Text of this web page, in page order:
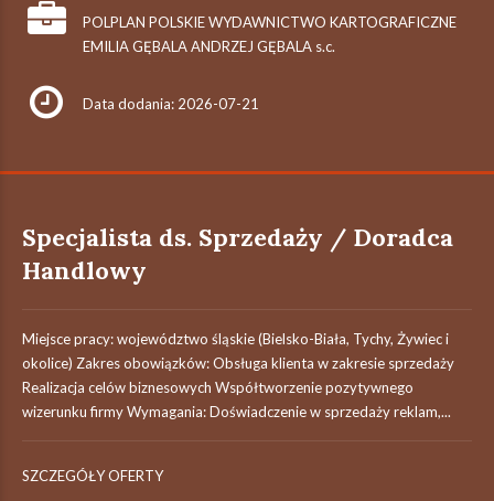
POLPLAN POLSKIE WYDAWNICTWO KARTOGRAFICZNE
EMILIA GĘBALA ANDRZEJ GĘBALA s.c.
Data dodania: 2026-07-21
Specjalista ds. Sprzedaży / Doradca
Handlowy
Miejsce pracy: województwo śląskie (Bielsko-Biała, Tychy, Żywiec i
okolice) Zakres obowiązków: Obsługa klienta w zakresie sprzedaży
Realizacja celów biznesowych Współtworzenie pozytywnego
wizerunku firmy Wymagania: Doświadczenie w sprzedaży reklam,...
SZCZEGÓŁY OFERTY